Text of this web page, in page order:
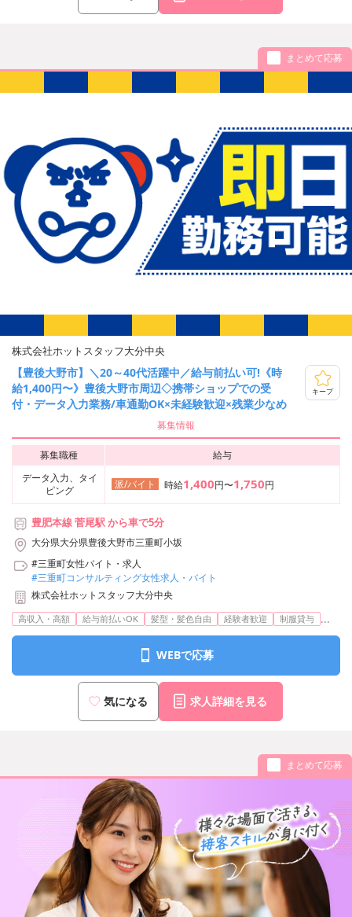
まとめて応募
株式会社ホットスタッフ大分中央
【豊後大野市】＼20～40代活躍中／給与前払い可!《時
給1,400円〜》豊後大野市周辺◇携帯ショップでの受
付・データ入力業務/車通勤OK×未経験歓迎×残業少なめ
キープ
募集情報
募集職種
給与
データ入力、タイ
ピング
派/バイト 時給1,400円〜1,750円
豊肥本線 菅尾駅 から車で5分
大分県大分県豊後大野市三重町小坂
#三重町女性バイト・求人
#三重町コンサルティング女性求人・バイト
株式会社ホットスタッフ大分中央
高収入・高額 給与前払いOK 髪型・髪色自由 経験者歓迎 制服貸与 ...
WEBで応募
気になる 求人詳細を見る
まとめて応募